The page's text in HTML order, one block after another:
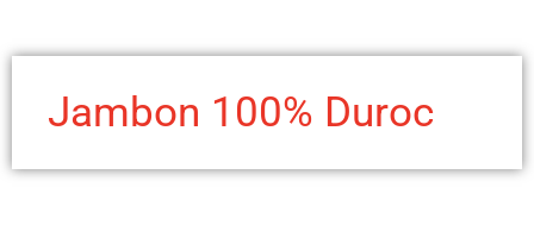
Jambon 100% Duroc